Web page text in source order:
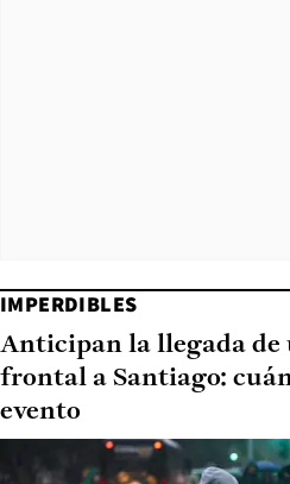
IMPERDIBLES
Anticipan la llegada de
frontal a Santiago:
evento